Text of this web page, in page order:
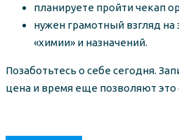
планируете пройти чекап
нужен грамотный взгляд
«химии» и назначений.
Позаботьтесь о себе сегодня.
цена и время еще позволяют это